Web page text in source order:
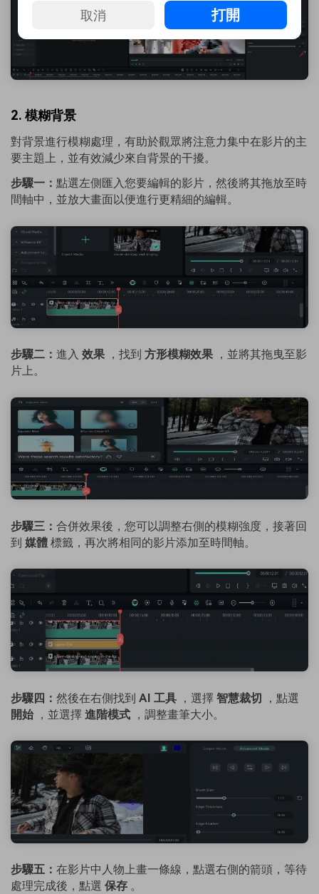
2. 模糊背景
對背景進行模糊處理，有助於觀眾將注意力集中在影片的主
要主題上，並有效減少來自背景的干擾。
步驟一： 點選左側匯入您要編輯的影片，然後將其拖放至時
間軸中，並放大畫面以便進行更精細的編輯。
步驟二： 進入 效果 ，找到 方形模糊效果 ，並將其拖曳至影
片上。
步驟三： 合併效果後，您可以調整右側的模糊強度，接著回
到 媒體 標籤，再次將相同的影片添加至時間軸。
步驟四： 然後在右側找到 AI 工具 ，選擇 智慧裁切 ，點選
開始 ，並選擇 進階模式 ，調整畫筆大小。
步驟五： 在影片中人物上畫一條線，點選右側的箭頭，等待
處理完成後，點選 保存 。
取消 打開